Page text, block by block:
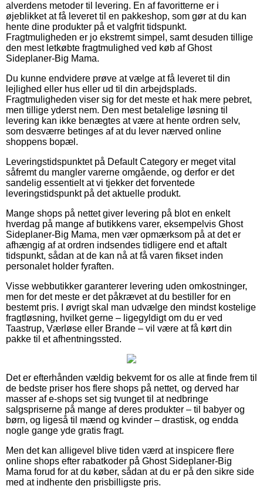
alverdens metoder til levering. En af favoritterne er i
øjeblikket at få leveret til en pakkeshop, som gør at du kan
hente dine produkter på et valgfrit tidspunkt.
Fragtmuligheden er jo ekstremt simpel, samt desuden tillige
den mest letkøbte fragtmulighed ved køb af Ghost
Sideplaner-Big Mama.
Du kunne endvidere prøve at vælge at få leveret til din
lejlighed eller hus eller ud til din arbejdsplads.
Fragtmuligheden viser sig for det meste et hak mere pebret,
men tillige yderst nem. Den mest betalelige løsning til
levering kan ikke benægtes at være at hente ordren selv,
som desværre betinges af at du lever nærved online
shoppens bopæl.
Leveringstidspunktet på Default Category er meget vital
såfremt du mangler varerne omgående, og derfor er det
sandelig essentielt at vi tjekker det forventede
leveringstidspunkt på det aktuelle produkt.
Mange shops på nettet giver levering på blot en enkelt
hverdag på mange af butikkens varer, eksempelvis Ghost
Sideplaner-Big Mama, men vær opmærksom på at det er
afhængig af at ordren indsendes tidligere end et aftalt
tidspunkt, sådan at de kan nå at få varen fikset inden
personalet holder fyraften.
Visse webbutikker garanterer levering uden omkostninger,
men for det meste er det påkrævet at du bestiller for en
bestemt pris. I øvrigt skal man udvælge den mindst kostelige
fragtløsning, hvilket gerne – ligegyldigt om du er ved
Taastrup, Værløse eller Brande – vil være at få kørt din
pakke til et afhentningssted.
Det er efterhånden vældig bekvemt for os alle at finde frem til
de bedste priser hos flere shops på nettet, og derved har
masser af e-shops set sig tvunget til at nedbringe
salgspriserne på mange af deres produkter – til babyer og
børn, og ligeså til mænd og kvinder – drastisk, og endda
nogle gange yde gratis fragt.
Men det kan alligevel blive tiden værd at inspicere flere
online shops efter rabatkoder på Ghost Sideplaner-Big
Mama forud for at du køber, sådan at du er på den sikre side
med at indhente den prisbilligste pris.